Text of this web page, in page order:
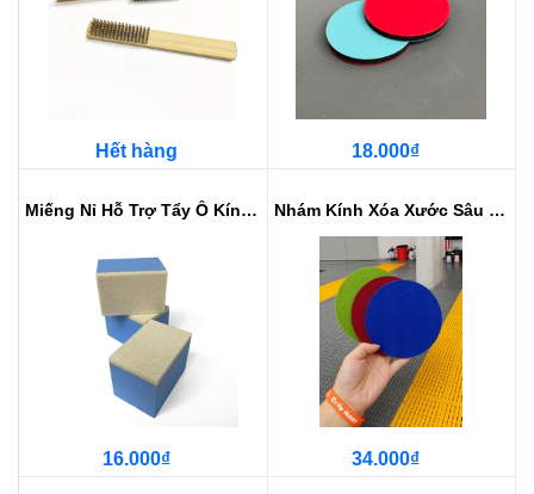
Hết hàng 18.000₫
Miếng Nỉ Hỗ Trợ Tẩy Ố Kính Bằng Tay
16.000₫
Nhám Kính Xóa Xước Sâu 5inch
34.000₫